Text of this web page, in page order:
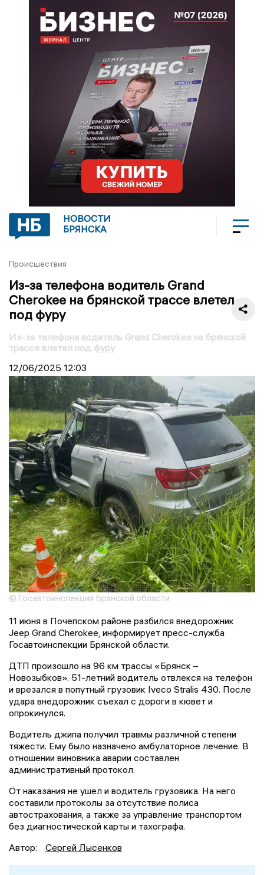
НОВОСТИ
БРЯНСКА
Происшествия
Из-за телефона водитель Grand
Cherokee на брянской трассе влетел
под фуру
Из-за телефона водитель Grand Cherokee на брянской
трассе влетел под фуру
12/06/2025 12:03
© Госавтоинспекция Брянской области
11 июня в Почепском районе разбился внедорожник
Jeep Grand Cherokee, информирует пресс-служба
Госавтоинспекции Брянской области.
ДТП произошло на 96 км трассы «Брянск –
Новозыбков». 51-летний водитель отвлекся на телефон
и врезался в попутный грузовик Iveco Stralis 430. После
удара внедорожник съехал с дороги в кювет и
опрокинулся.
Водитель джипа получил травмы различной степени
тяжести. Ему было назначено амбулаторное лечение. В
отношении виновника аварии составлен
административный протокол.
От наказания не ушел и водитель грузовика. На него
составили протоколы за отсутствие полиса
автострахования, а также за управление транспортом
без диагностической карты и тахографа.
Автор:
Сергей Лысенков